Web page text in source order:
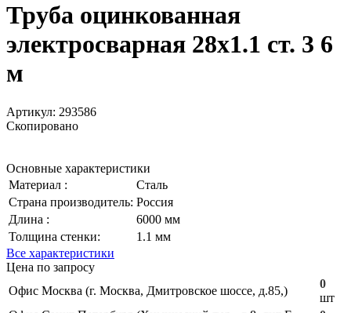
Труба оцинкованная
электросварная 28х1.1 ст. 3 6
м
Артикул: 293586
Скопировано
Основные характеристики
Материал :
Сталь
Страна производитель: Россия
Длина :
6000 мм
Толщина стенки:
1.1 мм
Все характеристики
Цена по запросу
Офис Москва (г. Москва, Дмитровское шоссе, д.85,)
0
шт